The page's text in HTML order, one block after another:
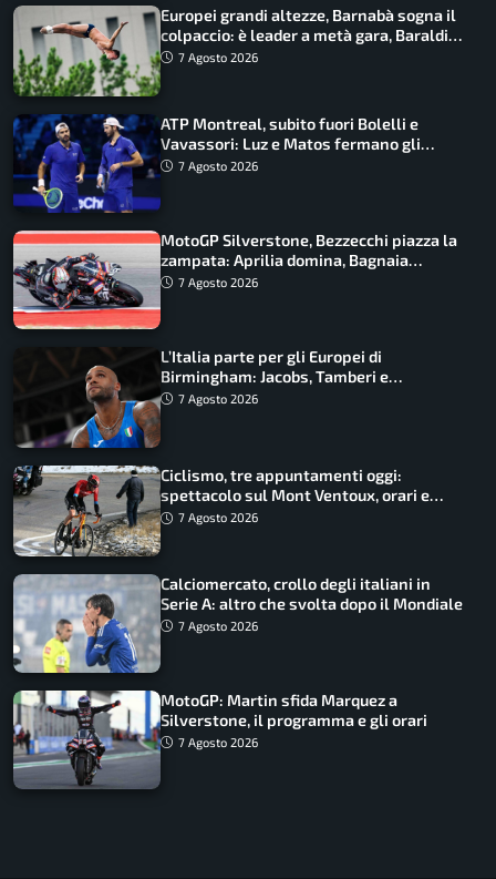
Europei grandi altezze, Barnabà sogna il
colpaccio: è leader a metà gara, Baraldi
ancora in corsa
7 Agosto 2026
ATP Montreal, subito fuori Bolelli e
Vavassori: Luz e Matos fermano gli
azzurri
7 Agosto 2026
MotoGP Silverstone, Bezzecchi piazza la
zampata: Aprilia domina, Bagnaia
costretto al Q1
7 Agosto 2026
L’Italia parte per gli Europei di
Birmingham: Jacobs, Tamberi e
Battocletti guidano una spedizione
7 Agosto 2026
Ciclismo, tre appuntamenti oggi:
spettacolo sul Mont Ventoux, orari e
come vederli
7 Agosto 2026
Calciomercato, crollo degli italiani in
Serie A: altro che svolta dopo il Mondiale
7 Agosto 2026
MotoGP: Martin sfida Marquez a
Silverstone, il programma e gli orari
7 Agosto 2026